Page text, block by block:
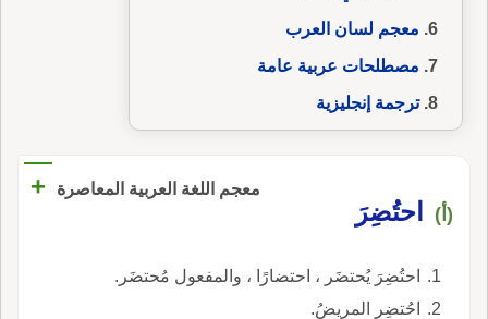
معجم لسان العرب
مصطلحات عربية عامة
ترجمة إنجليزية
معجم اللغة العربية المعاصرة +
(أ) احتُضِرَ
احتُضِرَ يُحتضَر ، احتضارًا ، والمفعول مُحتضَر.
احُتضِر المريضُ.